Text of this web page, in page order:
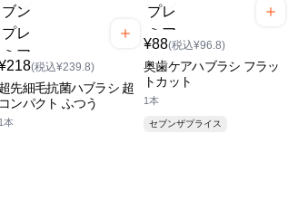
(税込¥239.8)
超先細毛抗菌ハブラシ 超
コンパクト ふつう
1本
¥88(税込¥96.8)
奥歯ケアハブラシ フラッ
トカット
1本
セブンザプライス